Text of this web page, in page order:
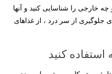
را شناسایی کنید و آنها
جلوگیری از سر درد ، از غذاهای
کنید